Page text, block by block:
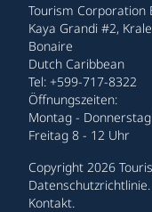
Tourism Corporation
Kaya Grandi #2,
Bonaire
Dutch Caribbean
Tel: +599-717-8322
Öffnungszeiten:
Montag -
Freitag 8 - 12 Uhr
Copyright 2026
Datenschutzrichtlinie.
Kontakt.